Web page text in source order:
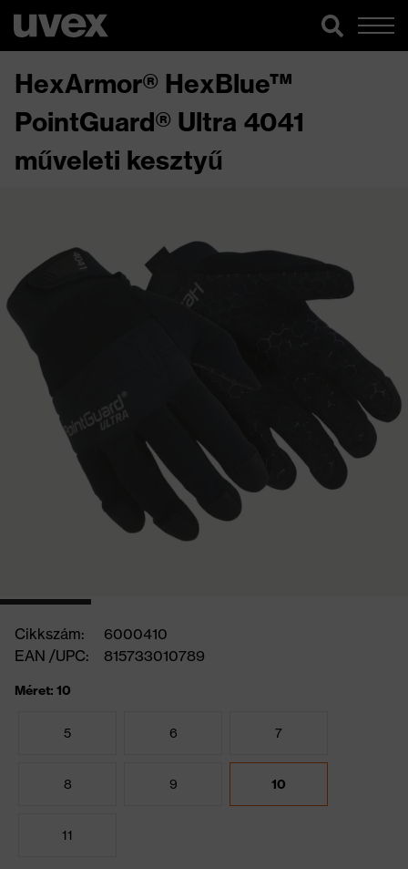
HexArmor® HexBlue™
PointGuard® Ultra 4041
műveleti kesztyű
Cikkszám:
6000410
EAN /UPC:
815733010789
Méret: 10
5 6 7
8 9 10
11